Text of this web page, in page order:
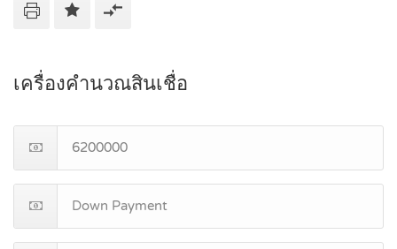
เครื่องคำนวณสินเชื่อ